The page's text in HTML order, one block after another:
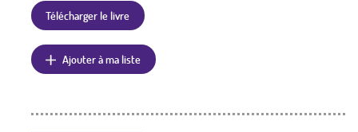
Télécharger le livre
Ajouter à ma liste